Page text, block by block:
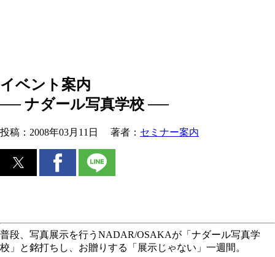
イベント案内
── ナダール写真学校 ──
投稿： 2008年03月11日 著者： セミナー案内
普段、写真展示を行うNADAR/OSAKAが「ナダール写真学
校」と銘打ちし、お贈りする「展示じゃない」一週間。